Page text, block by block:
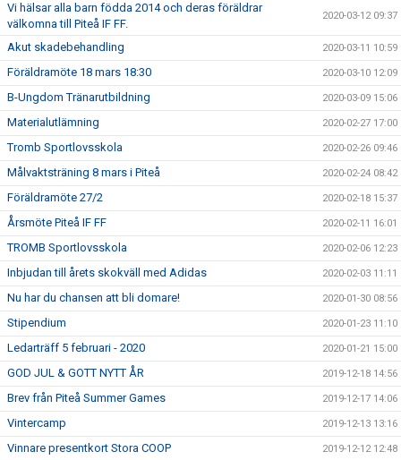
Vi hälsar alla barn födda 2014 och deras föräldrar
välkomna till Piteå IF FF.
2020-03-12 09:37
Akut skadebehandling 2020-03-11 10:59
Föräldramöte 18 mars 18:30 2020-03-10 12:09
B-Ungdom Tränarutbildning 2020-03-09 15:06
Materialutlämning 2020-02-27 17:00
Tromb Sportlovsskola 2020-02-26 09:46
Målvaktsträning 8 mars i Piteå 2020-02-24 08:42
Föräldramöte 27/2 2020-02-18 15:37
Årsmöte Piteå IF FF 2020-02-11 16:01
TROMB Sportlovsskola 2020-02-06 12:23
Inbjudan till årets skokväll med Adidas 2020-02-03 11:11
Nu har du chansen att bli domare! 2020-01-30 08:56
Stipendium 2020-01-23 11:10
Ledarträff 5 februari - 2020 2020-01-21 15:00
GOD JUL & GOTT NYTT ÅR 2019-12-18 14:56
Brev från Piteå Summer Games 2019-12-17 14:06
Vintercamp 2019-12-13 13:16
Vinnare presentkort Stora COOP 2019-12-12 12:48